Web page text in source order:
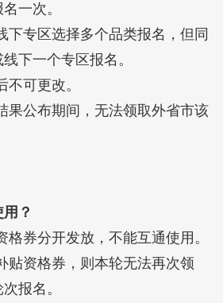
一次。
下专区选择多个品类报名，但同
下一个专区报名。
可更改。
果公布期间，无法领取外省市该
？
格券分开发放，不能互通使用。
贴资格券，则本轮无法再次领
报名。